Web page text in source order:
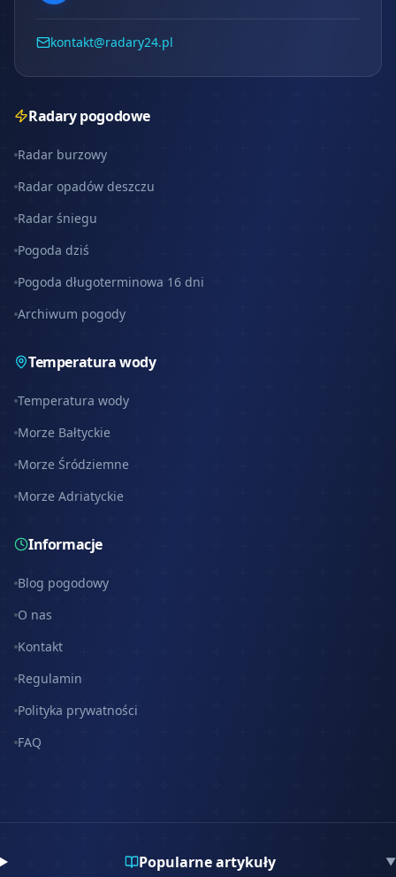
kontakt@radary24.pl
Radary pogodowe
Radar burzowy
Radar opadów deszczu
Radar śniegu
Pogoda dziś
Pogoda długoterminowa 16 dni
Archiwum pogody
Temperatura wody
Temperatura wody
Morze Bałtyckie
Morze Śródziemne
Morze Adriatyckie
Informacje
Blog pogodowy
O nas
Kontakt
Regulamin
Polityka prywatności
FAQ
Popularne artykuły ▼